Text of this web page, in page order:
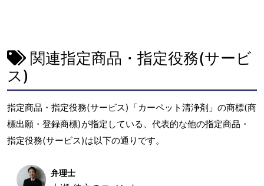
関連指定商品・指定役務(サービ
ス)
指定商品・指定役務(サービス)「カーペット清浄剤」の商標(商
標出願・登録商標)が指定している、代表的な他の指定商品・
指定役務(サービス)は以下の通りです。
弁理士